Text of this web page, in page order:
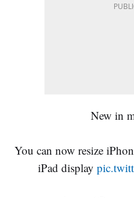
New in
You can now resize
iPad display